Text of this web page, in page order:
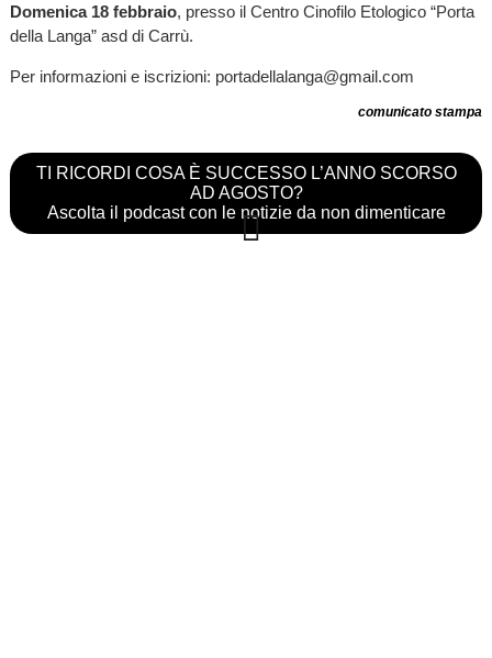
Domenica 18 febbraio, presso il Centro Cinofilo Etologico “Porta
della Langa” asd di Carrù.
Per informazioni e iscrizioni: portadellalanga@gmail.com
comunicato stampa
TI RICORDI COSA È SUCCESSO L’ANNO SCORSO
AD AGOSTO?
Ascolta il podcast con le notizie da non dimenticare